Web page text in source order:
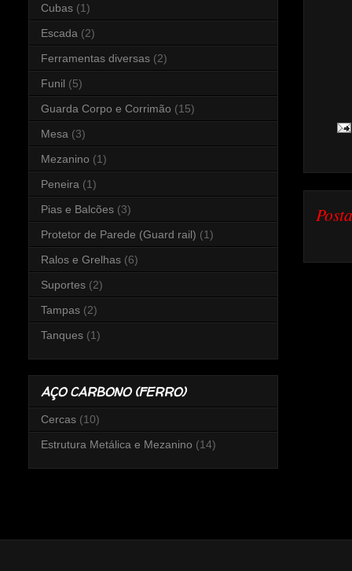
Cubas (1)
Escada (2)
Ferramentas diversas (2)
Funil (5)
Guarda Corpo e Corrimão (15)
Mesa (3)
Mezanino (1)
Peneira (1)
Pias e Balcões (3)
Protetor de Parede (Guard rail) (1)
Ralos e Grelhas (6)
Suportes (2)
Tampas (2)
Tanques (1)
AÇO CARBONO (FERRO)
Cercas (10)
Estrutura Metálica e Mezanino (14)